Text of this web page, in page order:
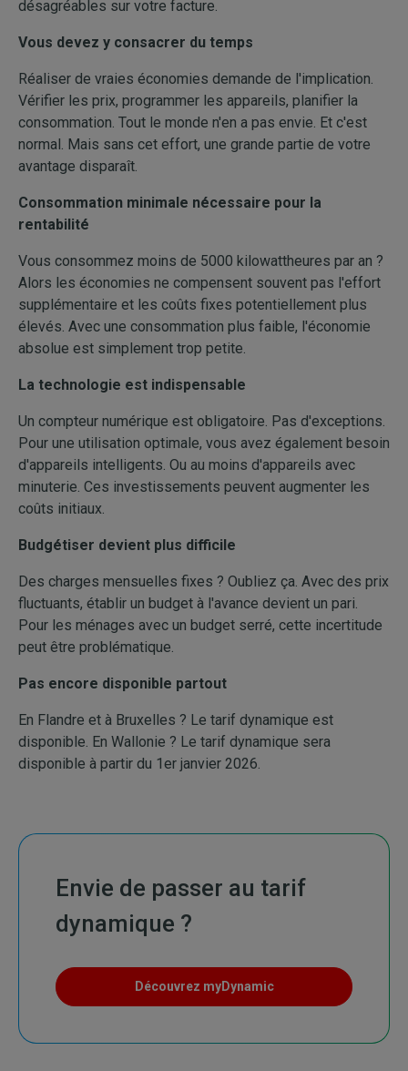
désagréables sur votre facture.
Vous devez y consacrer du temps
Réaliser de vraies économies demande de l'implication.
Vérifier les prix, programmer les appareils, planifier la
consommation. Tout le monde n'en a pas envie. Et c'est
normal. Mais sans cet effort, une grande partie de votre
avantage disparaît.
Consommation minimale nécessaire pour la
rentabilité
Vous consommez moins de 5000 kilowattheures par an ?
Alors les économies ne compensent souvent pas l'effort
supplémentaire et les coûts fixes potentiellement plus
élevés. Avec une consommation plus faible, l'économie
absolue est simplement trop petite.
La technologie est indispensable
Un compteur numérique est obligatoire. Pas d'exceptions.
Pour une utilisation optimale, vous avez également besoin
d'appareils intelligents. Ou au moins d'appareils avec
minuterie. Ces investissements peuvent augmenter les
coûts initiaux.
Budgétiser devient plus difficile
Des charges mensuelles fixes ? Oubliez ça. Avec des prix
fluctuants, établir un budget à l'avance devient un pari.
Pour les ménages avec un budget serré, cette incertitude
peut être problématique.
Pas encore disponible partout
En Flandre et à Bruxelles ? Le tarif dynamique est
disponible. En Wallonie ? Le tarif dynamique sera
disponible à partir du 1er janvier 2026.
Envie de passer au tarif
dynamique ?
Découvrez myDynamic